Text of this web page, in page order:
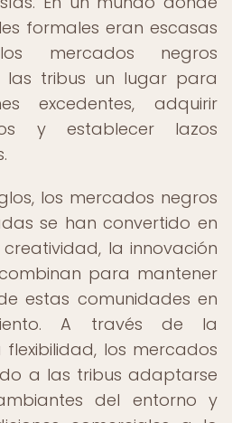
formales eran escasas
mercados negros
las tribus un lugar para
excedentes, adquirir
y establecer lazos
los mercados negros
se han convertido en
la innovación
para mantener
estas comunidades en
A través de la
los mercados
a las tribus adaptarse
del entorno y